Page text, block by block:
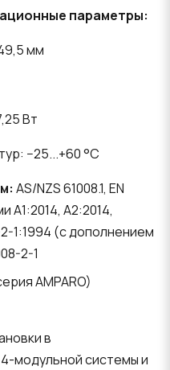
параметры:
мм
Вт
−25...+60 °C
AS/NZS 61008.1, EN
A1:2014, A2:2014,
2-1:1994 (с дополнением
2-1
AMPARO)
в
модульной системы и